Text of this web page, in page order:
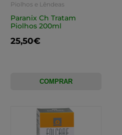
Piolhos e Lêndeas
Paranix Ch Tratam
Piolhos 200ml
25,50€
COMPRAR